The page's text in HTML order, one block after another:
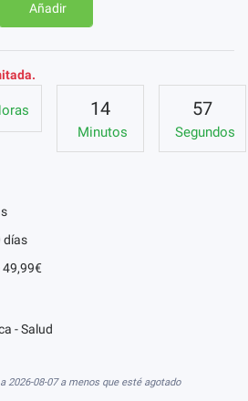
Añadir
14
Minutos
56
Segundos
días
49,99€
- Salud
2026-08-07 a menos que esté agotado